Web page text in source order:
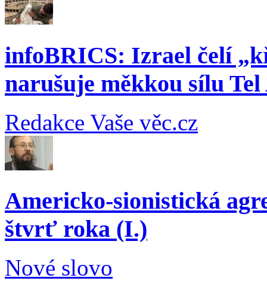
infoBRICS: Izrael čelí
narušuje měkkou sílu
Redakce Vaše věc.cz
Americko-sionistická
štvrť roka (I.)
Nové slovo